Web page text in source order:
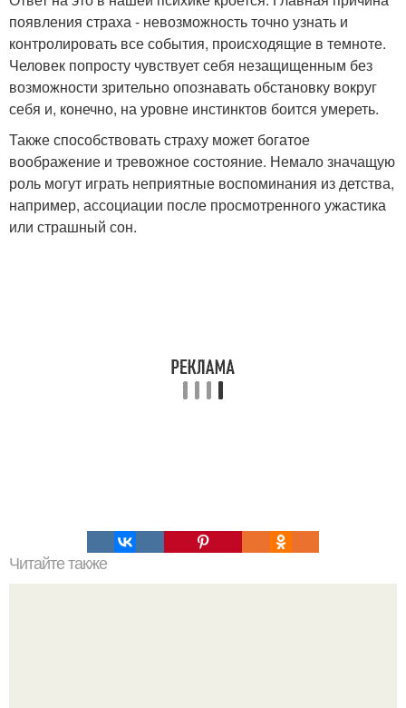
появления страха - невозможность точно узнать и
контролировать все события, происходящие в темноте.
Человек попросту чувствует себя незащищенным без
возможности зрительно опознавать обстановку вокруг
себя и, конечно, на уровне инстинктов боится умереть.
Также способствовать страху может богатое
воображение и тревожное состояние. Немало значащую
роль могут играть неприятные воспоминания из детства,
например, ассоциации после просмотренного ужастика
или страшный сон.
Читайте также